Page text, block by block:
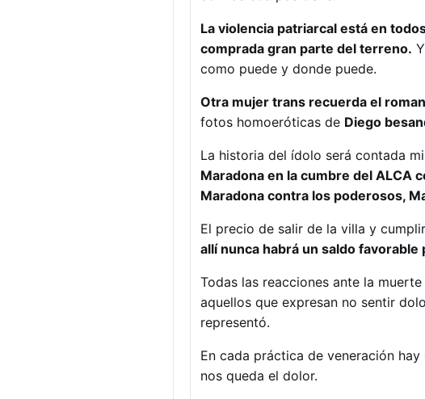
La violencia patriarcal está en
comprada gran parte del terreno.
como puede y donde puede.
Otra mujer trans recuerda el
fotos homoeróticas de Diego
La historia del ídolo será contada
Maradona en la cumbre del ALCA
Maradona contra los poderosos,
El precio de salir de la villa y
allí nunca habrá un saldo
Todas las reacciones ante la
aquellos que expresan no sentir
representó.
En cada práctica de veneración
nos queda el dolor.